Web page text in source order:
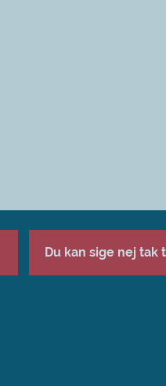
Du kan sige nej tak